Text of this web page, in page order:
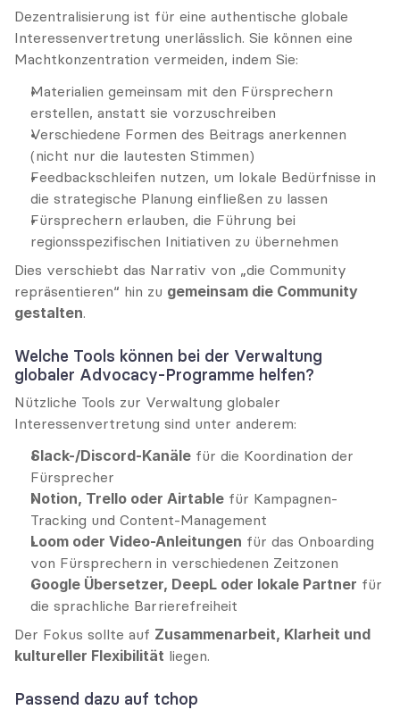
Dezentralisierung ist für eine authentische globale
Interessenvertretung unerlässlich. Sie können eine
Machtkonzentration vermeiden, indem Sie:
Materialien gemeinsam mit den Fürsprechern
erstellen, anstatt sie vorzuschreiben
Verschiedene Formen des Beitrags anerkennen
(nicht nur die lautesten Stimmen)
Feedbackschleifen nutzen, um lokale Bedürfnisse in
die strategische Planung einfließen zu lassen
Fürsprechern erlauben, die Führung bei
regionsspezifischen Initiativen zu übernehmen
Dies verschiebt das Narrativ von „die Community
repräsentieren“ hin zu gemeinsam die Community
gestalten.
Welche Tools können bei der Verwaltung
globaler Advocacy-Programme helfen?
Nützliche Tools zur Verwaltung globaler
Interessenvertretung sind unter anderem:
Slack-/Discord-Kanäle für die Koordination der
Fürsprecher
Notion, Trello oder Airtable für Kampagnen-
Tracking und Content-Management
Loom oder Video-Anleitungen für das Onboarding
von Fürsprechern in verschiedenen Zeitzonen
Google Übersetzer, DeepL oder lokale Partner für
die sprachliche Barrierefreiheit
Der Fokus sollte auf Zusammenarbeit, Klarheit und
kultureller Flexibilität liegen.
Passend dazu auf tchop